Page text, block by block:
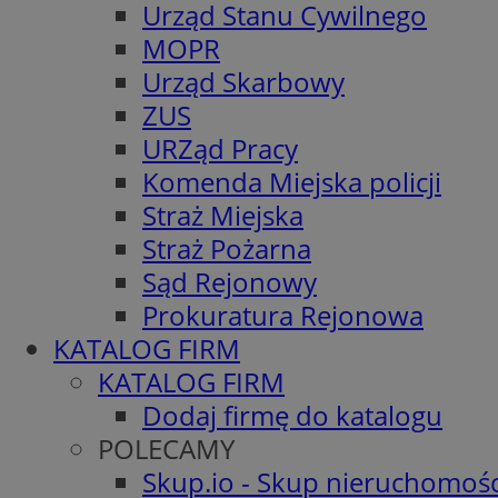
Urząd Stanu Cywilnego
MOPR
Urząd Skarbowy
ZUS
URZąd Pracy
Komenda Miejska policji
Straż Miejska
Straż Pożarna
Sąd Rejonowy
Prokuratura Rejonowa
KATALOG FIRM
KATALOG FIRM
Dodaj firmę do katalogu
POLECAMY
Skup.io - Skup